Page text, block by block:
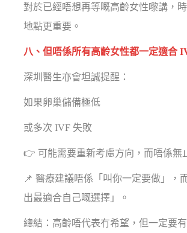
對於已經唔想再等嘅高齡女性嚟講，
地點更重要。
八、但唔係所有高齡女性都一定適合
深圳醫生亦會坦誠提醒：
如果卵巢儲備極低
或多次 IVF 失敗
👉 可能需要重新考慮方向，而唔係無
📌 醫療建議唔係「叫你一定要做」，
出最適合自己嘅選擇」。
總結：高齡唔代表冇希望，但一定要